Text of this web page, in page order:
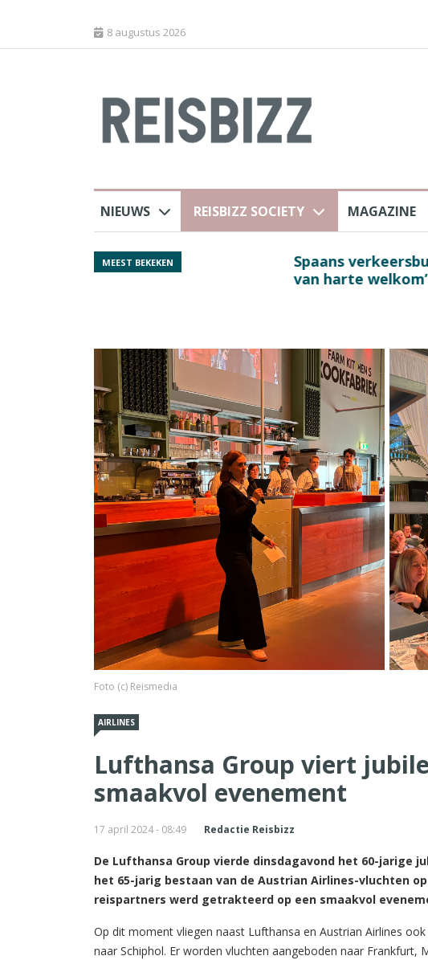
8 augustus 2026
NIEUWS REISBIZZ SOCIETY MAGAZINE
MEEST BEKEKEN
Spaans verkeersbureau na
van harte welkom’
Foto (c) Reismedia
AIRLINES
Lufthansa Group viert
smaakvol evenement
17 april 2024 - 08:49 Redactie Reisbizz
De Lufthansa Group vierde dinsdagavond het 60-jarige
het 65-jarig bestaan van de Austrian Airlines-vluchten
reispartners werd getrakteerd op een smaakvol
Op dit moment vliegen naast Lufthansa en Austrian Airlines
naar Schiphol. Er worden vluchten aangeboden naar Frankfurt,